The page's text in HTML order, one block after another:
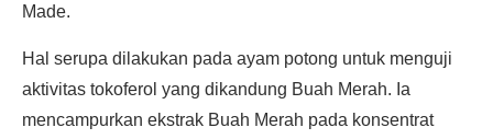
Made.
Hal serupa dilakukan pada ayam potong untuk menguji
aktivitas tokoferol yang dikandung Buah Merah. Ia
mencampurkan ekstrak Buah Merah pada konsentrat